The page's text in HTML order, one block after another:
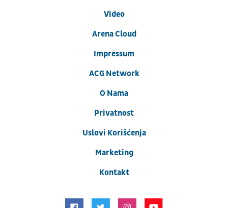
Video
Arena Cloud
Impressum
ACG Network
O Nama
Privatnost
Uslovi Korišćenja
Marketing
Kontakt